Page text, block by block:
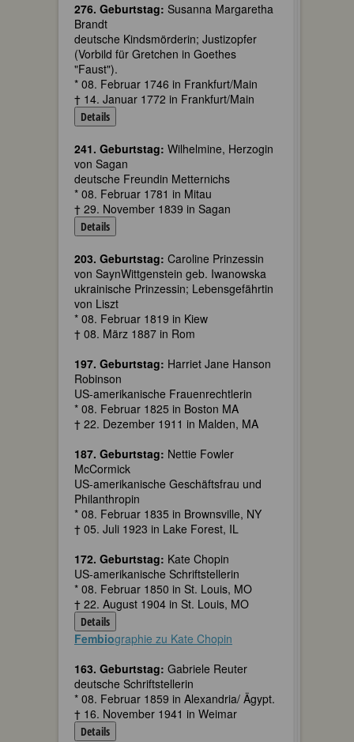
276. Geburtstag: Susanna Margaretha
Brandt
deutsche Kindsmörderin; Justizopfer
(Vorbild für Gretchen in Goethes
"Faust").
* 08. Februar 1746 in Frankfurt/Main
† 14. Januar 1772 in Frankfurt/Main
Details
241. Geburtstag: Wilhelmine, Herzogin
von Sagan
deutsche Freundin Metternichs
* 08. Februar 1781 in Mitau
† 29. November 1839 in Sagan
Details
203. Geburtstag: Caroline Prinzessin
von SaynWittgenstein geb. Iwanowska
ukrainische Prinzessin; Lebensgefährtin
von Liszt
* 08. Februar 1819 in Kiew
† 08. März 1887 in Rom
197. Geburtstag: Harriet Jane Hanson
Robinson
US-amerikanische Frauenrechtlerin
* 08. Februar 1825 in Boston MA
† 22. Dezember 1911 in Malden, MA
187. Geburtstag: Nettie Fowler
McCormick
US-amerikanische Geschäftsfrau und
Philanthropin
* 08. Februar 1835 in Brownsville, NY
† 05. Juli 1923 in Lake Forest, IL
172. Geburtstag: Kate Chopin
US-amerikanische Schriftstellerin
* 08. Februar 1850 in St. Louis, MO
† 22. August 1904 in St. Louis, MO
Details
Fembiographie zu Kate Chopin
163. Geburtstag: Gabriele Reuter
deutsche Schriftstellerin
* 08. Februar 1859 in Alexandria/ Ägypt.
† 16. November 1941 in Weimar
Details